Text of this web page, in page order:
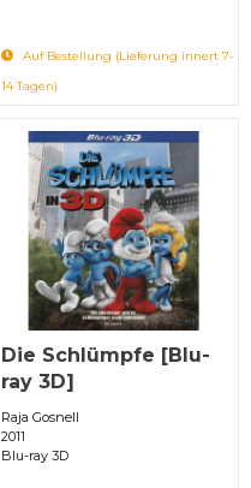
Auf Bestellung (Lieferung innert 7-
14 Tagen)
Die Schlümpfe [Blu-
ray 3D]
Raja Gosnell
2011
Blu-ray 3D